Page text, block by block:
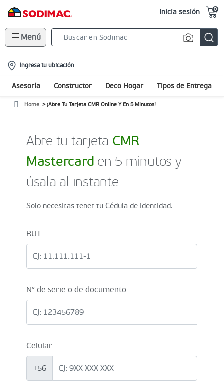
Inicia sesión 0
Menú
location-
icon
Ingresa tu ubicación
Asesoría Constructor Deco Hogar Tipos de Entrega
Home ¡Abre Tu Tarjeta CMR Online Y En 5 Minutos!
Abre tu tarjeta CMR
Mastercard en 5 minutos y
úsala al instante
Solo necesitas tener tu Cédula de Identidad.
RUT
N° de serie o de documento
Celular
+56